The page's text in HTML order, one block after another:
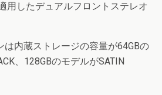
用したデュアルフロントステレオ
は内蔵ストレージの容量が64GBの
、128GBのモデルがSATIN